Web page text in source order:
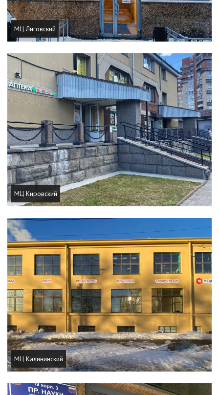
МЦ Лиговский
МЦ Кировский
МЦ Калининский